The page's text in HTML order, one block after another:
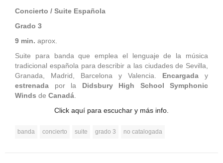
Concierto / Suite Española
Grado 3
9 min. aprox.
Suite para banda que emplea el lenguaje de la música
tradicional española para describir a las ciudades de Sevilla,
Granada, Madrid, Barcelona y Valencia. Encargada y
estrenada por la Didsbury High School Symphonic
Winds de Canadá
Click aquí para escuchar y más info.
banda concierto suite grado 3 no catalogada